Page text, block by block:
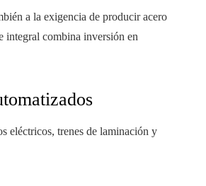
a la exigencia de producir acero
integral combina inversión en
eléctricos, trenes de laminación y